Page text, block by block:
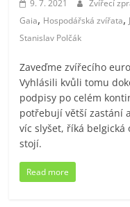
9. 7. 2021 Zvířecí
Gaia, Hospodářská zvířata,
Stanislav Polčák
Zaveďme zvířecího
Vyhlásili kvůli tomu
podpisy po celém
potřebují větší zastání
víc slyšet, říká belgická
stojí.
Read more